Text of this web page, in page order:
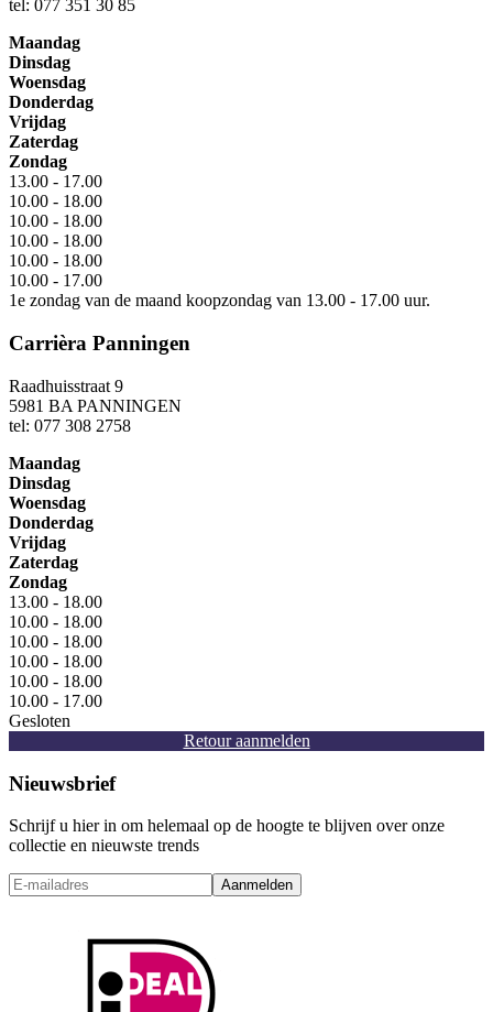
tel: 077 351 30 85
Maandag
Dinsdag
Woensdag
Donderdag
Vrijdag
Zaterdag
Zondag
13.00 - 17.00
10.00 - 18.00
10.00 - 18.00
10.00 - 18.00
10.00 - 18.00
10.00 - 17.00
1e zondag van de maand koopzondag van 13.00 - 17.00 uur.
Carrièra Panningen
Raadhuisstraat 9
5981 BA PANNINGEN
tel: 077 308 2758
Maandag
Dinsdag
Woensdag
Donderdag
Vrijdag
Zaterdag
Zondag
13.00 - 18.00
10.00 - 18.00
10.00 - 18.00
10.00 - 18.00
10.00 - 18.00
10.00 - 17.00
Gesloten
Retour aanmelden
Nieuwsbrief
Schrijf u hier in om helemaal op de hoogte te blijven over onze
collectie en nieuwste trends
Aanmelden